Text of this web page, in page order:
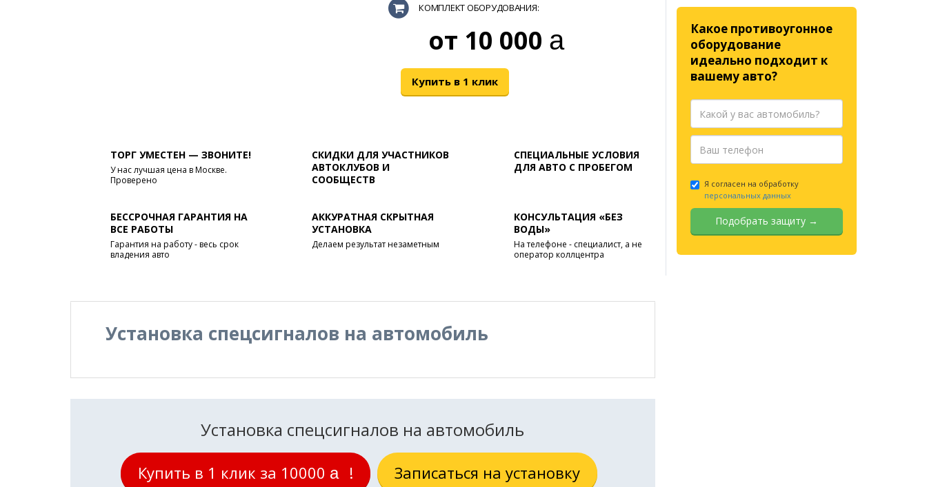
КОМПЛЕКТ ОБОРУДОВАНИЯ:
10 000
Купить в 1 клик
ТОРГ УМЕСТЕН — ЗВОНИТЕ!
У нас лучшая цена в Москве.
Проверено
СКИДКИ ДЛЯ УЧАСТНИКОВ
АВТОКЛУБОВ И
СООБЩЕСТВ
СПЕЦИАЛЬНЫЕ УСЛОВИЯ
ДЛЯ АВТО С ПРОБЕГОМ
БЕССРОЧНАЯ ГАРАНТИЯ НА
ВСЕ РАБОТЫ
Гарантия на работу - весь срок
владения авто
АККУРАТНАЯ СКРЫТНАЯ
УСТАНОВКА
Делаем результат незаметным
КОНСУЛЬТАЦИЯ «БЕЗ
ВОДЫ»
На телефоне - специалист, а не
оператор коллцентра
Установка спецсигналов на автомобиль
Установка спецсигналов на автомобиль
Купить в 1 клик за 10000 руб.
! Записаться на установку
Какое противоугонное
оборудование
идеально подходит к
вашему авто?
Я согласен на обработку
персональных данных
Подобрать защиту →